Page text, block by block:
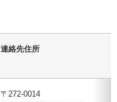
連絡先住所
〒272-0014